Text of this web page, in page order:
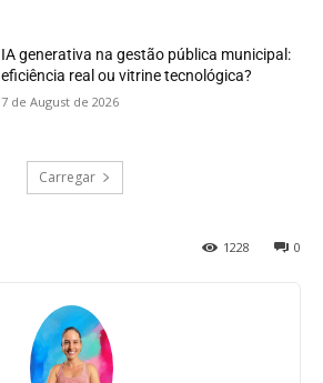
IA generativa na gestão pública municipal:
eficiência real ou vitrine tecnológica?
7 de August de 2026
Carregar
0
1228